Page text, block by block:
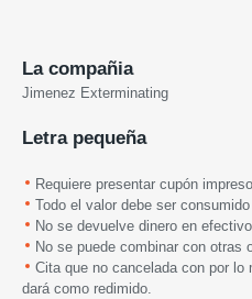
La compañia
Jimenez Exterminating
Letra pequeña
Requiere presentar cupón
Todo el valor debe ser
No se devuelve dinero en efectivo.
No se puede combinar con otras
Cita que no cancelada con por
dará como redimido.